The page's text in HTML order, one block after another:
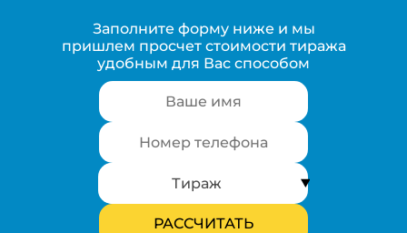
Заполните форму ниже и мы
пришлем просчет стоимости тиража
удобным для Вас способом